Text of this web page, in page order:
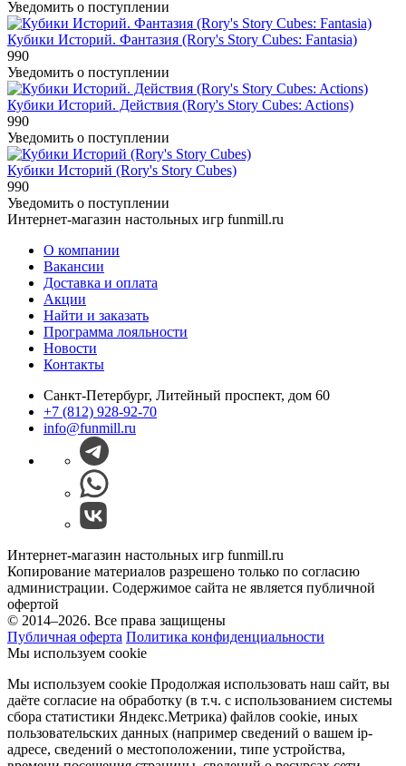
Уведомить о поступлении
Кубики Историй. Фантазия (Rory's Story Cubes: Fantasia)
990
Уведомить о поступлении
Кубики Историй. Действия (Rory's Story Cubes: Actions)
990
Уведомить о поступлении
Кубики Историй (Rory's Story Cubes)
990
Уведомить о поступлении
Интернет-магазин настольных игр funmill.ru
О компании
Вакансии
Доставка и оплата
Акции
Найти и заказать
Программа лояльности
Новости
Контакты
Санкт-Петербург, Литейный проспект, дом 60
+7 (812) 928-92-70
info@funmill.ru
Интернет-магазин настольных игр funmill.ru
Копирование материалов разрешено только по согласию
администрации. Содержимое сайта не является публичной
офертой
© 2014–2026. Все права защищены
Публичная оферта Политика конфиденциальности
Мы используем cookie
Мы используем cookie Продолжая использовать наш cайт, вы
даёте согласие на обработку (в т.ч. с использованием системы
сбора статистики Яндекс.Метрика) файлов cookie, иных
пользовательских данных (например сведений о вашем ip-
адресе, сведений о местоположении, типе устройства,